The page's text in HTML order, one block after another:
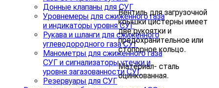
Донные клапаны для СУГ
Уровнемеры для сжиженного газа
и индикаторы уровня СУГ
Рукава и шланги для сжиженного
углеводородного газа СУГ
Манометры для сжиженного газа
СУГ и сигнализаторы утечки и
уровня загазованности СУГ
Резервуары для СУГ
Вентиль для загрузочной
крышки цистерны имеет
две рукоятки и
предохранительное или
стопорное кольцо.
Материал- сталь
оцинкованная.